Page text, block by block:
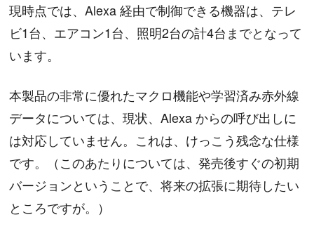
現時点では、Alexa 経由で制御できる機器は、テレ
ビ1台、エアコン1台、照明2台の計4台までとなって
います。
本製品の非常に優れたマクロ機能や学習済み赤外線
データについては、現状、Alexa からの呼び出しに
は対応していません。これは、けっこう残念な仕様
です。（このあたりについては、発売後すぐの初期
バージョンということで、将来の拡張に期待したい
ところですが。）